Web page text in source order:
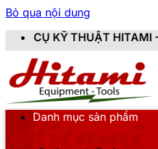
Bỏ qua nội dung
HITAMI - CUNG CẤP
Danh mục sản phẩm